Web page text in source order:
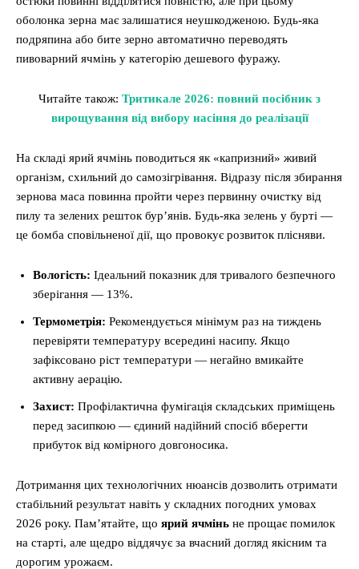
оболонка зерна має залишатися неушкодженою. Будь-яка
подряпина або бите зерно автоматично переводять
пивоварний ячмінь у категорію дешевого фуражу.
Читайте також: Тритикале 2026: повний посібник з
вирощування від вибору насіння до реалізації
На складі ярий ячмінь поводиться як «капризний» живий
організм, схильний до самозігрівання. Відразу після збирання
зернова маса повинна пройти через первинну очистку від
пилу та зелених решток бур’янів. Будь-яка зелень у бурті —
це бомба сповільненої дії, що провокує розвиток плісняви.
Вологість: Ідеальний показник для тривалого безпечного
зберігання — 13%.
Термометрія: Рекомендується мінімум раз на тиждень
перевіряти температуру всередині насипу. Якщо
зафіксовано ріст температури — негайно вмикайте
активну аерацію.
Захист: Профілактична фумігація складських приміщень
перед засипкою — єдиний надійний спосіб вберегти
прибуток від комірного довгоносика.
Дотримання цих технологічних нюансів дозволить отримати
стабільний результат навіть у складних погодних умовах
2026 року. Пам’ятайте, що ярий ячмінь не прощає помилок
на старті, але щедро віддячує за вчасний догляд якісним та
дорогим урожаєм.